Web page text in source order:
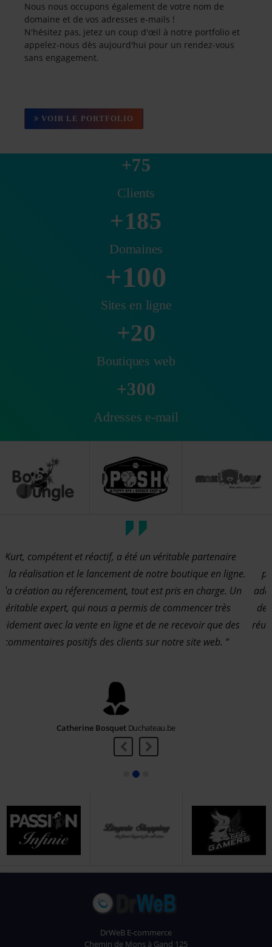
Nous nous occupons également de votre nom de
domaine et de vos adresses e-mails !
N'hésitez pas, jetez un coup d'œil à notre portfolio et
appelez-nous dès aujourd'hui pour un rendez-vous
sans engagement.
VOIR LE PORTFOLIO
75
Clients
185
Domaines
100
Sites en ligne
20
Boutiques web
300
Adresses e-mail
“ Nous avons tout de suite été séduits par le
professionnalisme et le conseil pour la solution la plus
adaptée à notre entreprise. Le renouvellement du site web
devait se faire rapidement et grâce à DrWeb, nous avons
réussi à créer un tout nouveau site web avec tous les textes
traduits en 10 langues en moins de 3 mois. “
Nancie KiekensBojungle.eu
DrWeB E-commerce
Chemin de Mons à Gand 125